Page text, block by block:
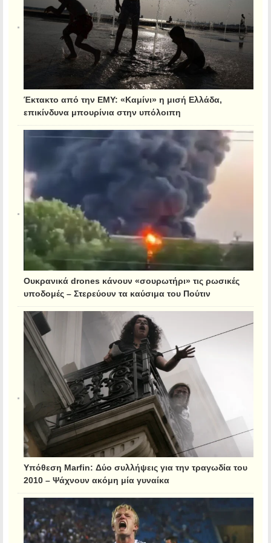
Έκτακτο από την ΕΜΥ: «Καμίνι» η μισή Ελλάδα,
επικίνδυνα μπουρίνια στην υπόλοιπη
Ουκρανικά drones κάνουν «σουρωτήρι» τις ρωσικές
υποδομές – Στερεύουν τα καύσιμα του Πούτιν
Υπόθεση Marfin: Δύο συλλήψεις για την τραγωδία του
2010 – Ψάχνουν ακόμη μία γυναίκα